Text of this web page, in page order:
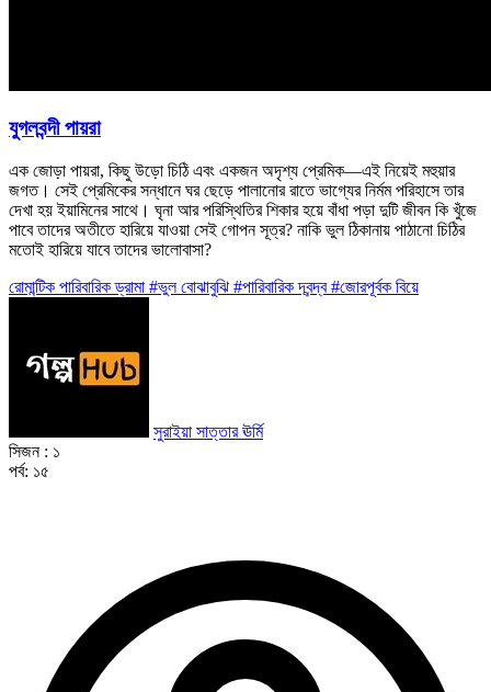
যুগলবন্দী পায়রা
এক জোড়া পায়রা, কিছু উড়ো চিঠি এবং একজন অদৃশ্য প্রেমিক—এই নিয়েই মহুয়ার
জগত। সেই প্রেমিকের সন্ধানে ঘর ছেড়ে পালানোর রাতে ভাগ্যের নির্মম পরিহাসে তার
দেখা হয় ইয়ামিনের সাথে। ঘৃনা আর পরিস্থিতির শিকার হয়ে বাঁধা পড়া দুটি জীবন কি খুঁজে
পাবে তাদের অতীতে হারিয়ে যাওয়া সেই গোপন সূত্র? নাকি ভুল ঠিকানায় পাঠানো চিঠির
মতোই হারিয়ে যাবে তাদের ভালোবাসা?
রোমান্টিক পারিবারিকড্রামা #ভুল বোঝাবুঝি #পারিবারিক দ্বন্দ্ব#জোরপূর্বক বিয়ে
সুরাইয়া সাত্তার ঊর্মি
সিজন : ১
পর্ব: ১৫